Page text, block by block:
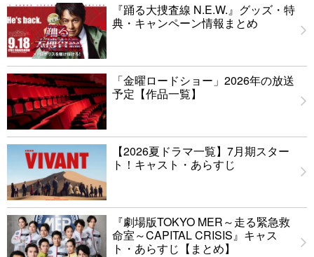
『踊る大捜査線 N.E.W.』グッズ・特
典・キャンペーン情報まとめ
「金曜ロードショー」2026年の放送
予定【作品一覧】
【2026夏ドラマ一覧】7月期スター
ト！キャスト・あらすじ
『劇場版TOKYO MER～走る緊急救
命室～CAPITAL CRISIS』キャス
ト・あらすじ【まとめ】